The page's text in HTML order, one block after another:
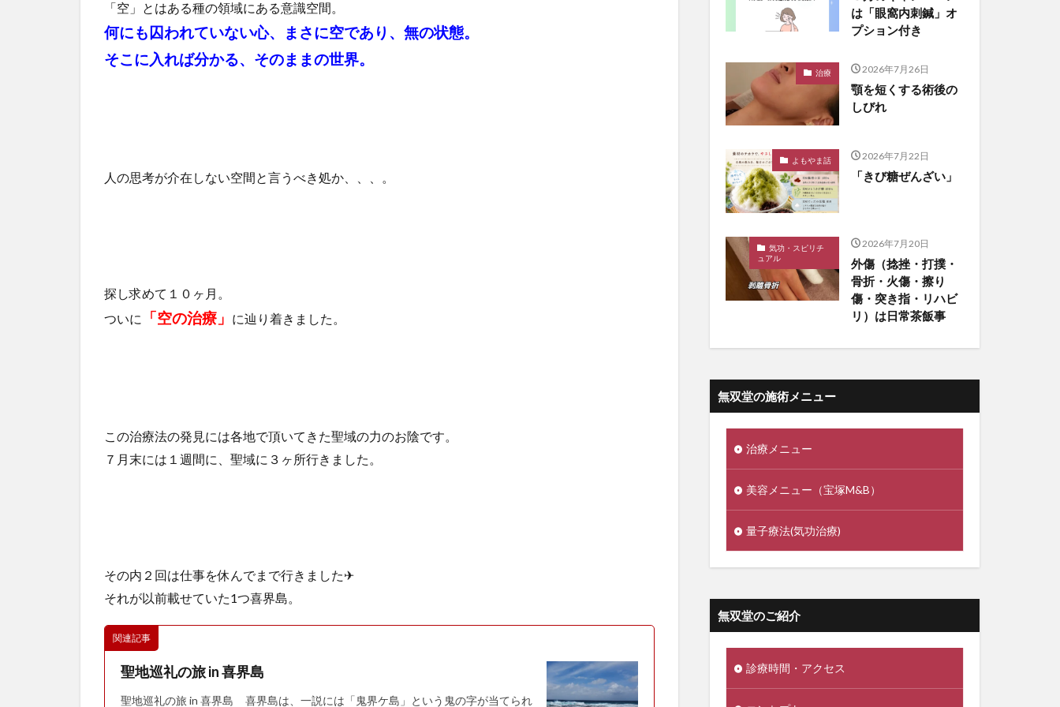
「空」とはある種の領域にある意識空間。
何にも囚われていない心、まさに空であり、無の状態。
そこに入れば分かる、そのままの世界。
人の思考が介在しない空間と言うべき処か、、、。
探し求めて１０ヶ月。
ついに
「空の治療」 に辿り着きました。
この治療法の発見には各地で頂いてきた聖域の力のお陰です。
７月末には１週間に、聖域に３ヶ所行きました。
その内２回は仕事を休んでまで行きました✈
それが以前載せていた1つ喜界島。
関連記事
聖地巡礼の旅 in 喜界島
聖地巡礼の旅 in 喜界島 喜界島は、一説には「鬼界ケ島」という鬼の字が当てられ
は「眼窩内刺鍼」オ
プション付き
治療 2026年7月26日
顎を短くする術後の
しびれ
よもやま話 2026年7月22日
「きび糖ぜんざい」
気功・スピリチ
ュアル
2026年7月20日
外傷（捻挫・打撲・
骨折・火傷・擦り
傷・突き指・リハビ
リ）は日常茶飯事
無双堂の施術メニュー
治療メニュー
美容メニュー（宝塚M&B）
量子療法(気功治療)
無双堂のご紹介
診療時間・アクセス